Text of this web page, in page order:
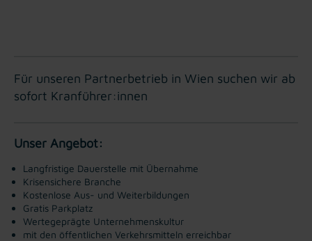
Für unseren Partnerbetrieb in Wien suchen wir ab
sofort Kranführer:innen
Unser Angebot:
Langfristige Dauerstelle mit Übernahme
Krisensichere Branche
Kostenlose Aus- und Weiterbildungen
Gratis Parkplatz
Wertegeprägte Unternehmenskultur
mit den öffentlichen Verkehrsmitteln erreichbar